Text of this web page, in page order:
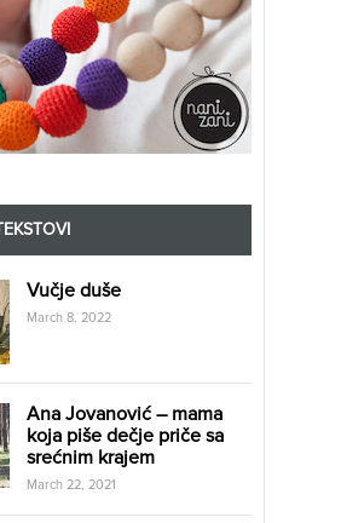
Vučje duše
March 8, 2022
Ana Jovanović – mama
koja piše dečje priče sa
srećnim krajem
March 22, 2021